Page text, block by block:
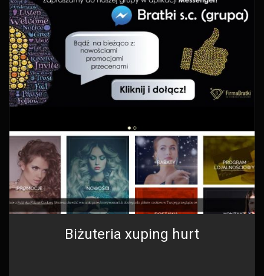
Biżuteria xuping hurt